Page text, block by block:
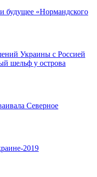
будущее «Нормандского
Украины с Россией
шельф у острова
Северное
2019